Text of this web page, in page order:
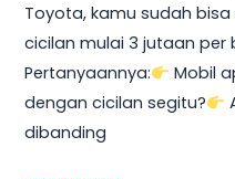
Toyota, kamu sudah
cicilan mulai 3 jutaan per
Pertanyaannya:
Mobil
dengan cicilan segitu?
dibanding
toyota
Mulai
3
Jutaan,
DP